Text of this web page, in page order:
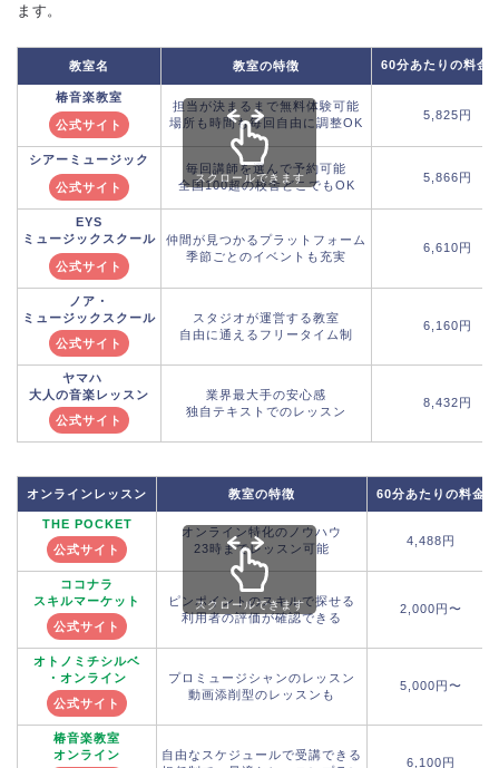
ます。
教室名 教室の特徴 60分あたりの料金
椿音楽教室
公式サイト
担当が決まるまで無料体験可能
場所も時間も毎回自由に調整OK
5,825円
シアーミュージック
公式サイト
毎回講師を選んで予約可能
全国100超の校舎どこでもOK
5,866円
EYS
ミュージックスクール
公式サイト
仲間が見つかるプラットフォーム
季節ごとのイベントも充実
6,610円
ノア・
ミュージックスクール
公式サイト
スタジオが運営する教室
自由に通えるフリータイム制
6,160円
ヤマハ
大人の音楽レッスン
公式サイト
業界最大手の安心感
独自テキストでのレッスン
8,432円
スクロールできます
オンラインレッスン 教室の特徴 60分あたりの料金
THE POCKET
公式サイト
オンライン特化のノウハウ
23時までレッスン可能
4,488円
ココナラ
スキルマーケット
公式サイト
ピンポイントのスキルで探せる
利用者の評価が確認できる
2,000円〜
オトノミチシルベ
・オンライン
公式サイト
プロミュージシャンのレッスン
動画添削型のレッスンも
5,000円〜
椿音楽教室
オンライン
自由なスケジュールで受講できる
6,100円
スクロールできます